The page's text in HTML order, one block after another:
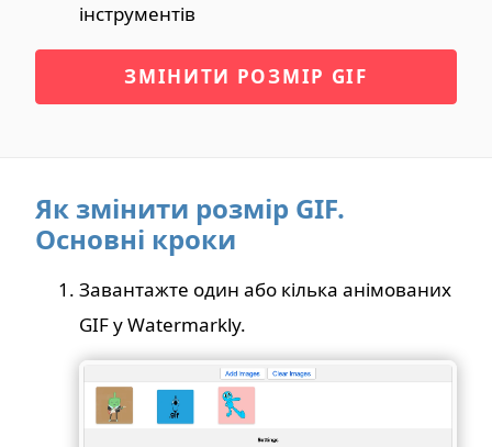
інструментів
ЗМІНИТИ РОЗМІР GIF
Як змінити розмір GIF.
Основні кроки
Завантажте один або кілька анімованих
GIF у Watermarkly.